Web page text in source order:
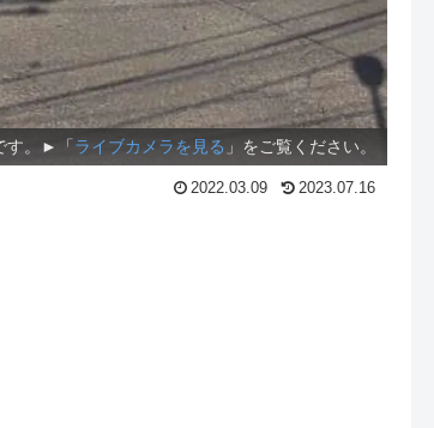
す。►「 ライブカメラを見る 」をご覧ください。
2022.03.09 2023.07.16